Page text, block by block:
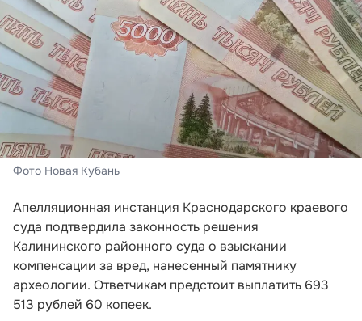
Фото Новая Кубань
Апелляционная инстанция Краснодарского краевого
суда подтвердила законность решения
Калининского районного суда о взыскании
компенсации за вред, нанесенный памятнику
археологии. Ответчикам предстоит выплатить 693
513 рублей 60 копеек.